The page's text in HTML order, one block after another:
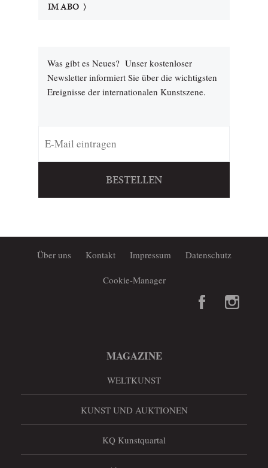
IM ABO
Was gibt es Neues? Unser kostenloser
Newsletter informiert Sie über die wichtigsten
Ereignisse der internationalen Kunstszene.
BESTELLEN
Über uns Kontakt Impressum Datenschutz
Cookie-Manager
MAGAZINE
WELTKUNST
KUNST UND AUKTIONEN
KQ Kunstquartal